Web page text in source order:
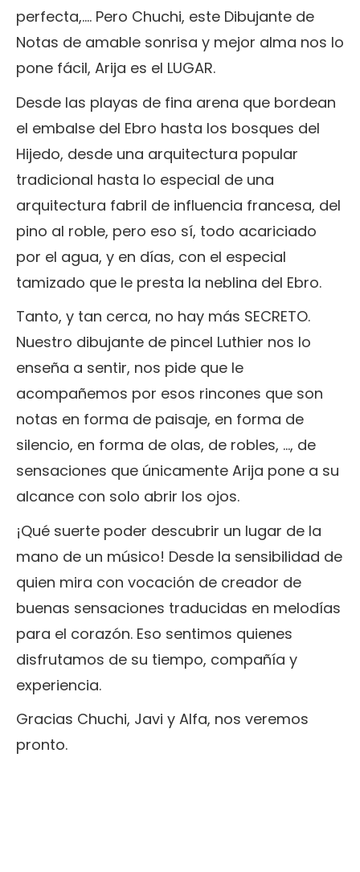
perfecta,.... Pero Chuchi, este Dibujante de
Notas de amable sonrisa y mejor alma nos lo
pone fácil, Arija es el LUGAR.
Desde las playas de fina arena que bordean
el embalse del Ebro hasta los bosques del
Hijedo, desde una arquitectura popular
tradicional hasta lo especial de una
arquitectura fabril de influencia francesa, del
pino al roble, pero eso sí, todo acariciado
por el agua, y en días, con el especial
tamizado que le presta la neblina del Ebro.
Tanto, y tan cerca, no hay más SECRETO.
Nuestro dibujante de pincel Luthier nos lo
enseña a sentir, nos pide que le
acompañemos por esos rincones que son
notas en forma de paisaje, en forma de
silencio, en forma de olas, de robles, ..., de
sensaciones que únicamente Arija pone a su
alcance con solo abrir los ojos.
¡Qué suerte poder descubrir un lugar de la
mano de un músico! Desde la sensibilidad de
quien mira con vocación de creador de
buenas sensaciones traducidas en melodías
para el corazón. Eso sentimos quienes
disfrutamos de su tiempo, compañía y
experiencia.
Gracias Chuchi, Javi y Alfa, nos veremos
pronto.